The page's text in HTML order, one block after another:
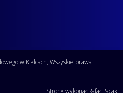
w Kielcach, Wszyskie prawa
Stronę wykonał:Rafał Pacak